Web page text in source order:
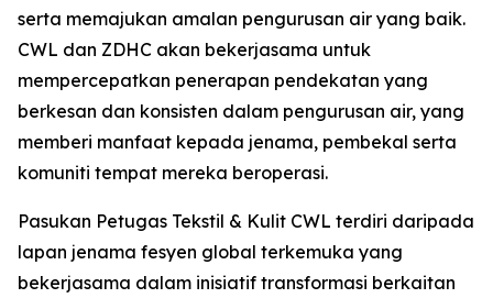
serta memajukan amalan pengurusan air yang baik.
CWL dan ZDHC akan bekerjasama untuk
mempercepatkan penerapan pendekatan yang
berkesan dan konsisten dalam pengurusan air, yang
memberi manfaat kepada jenama, pembekal serta
komuniti tempat mereka beroperasi.
Pasukan Petugas Tekstil & Kulit CWL terdiri daripada
lapan jenama fesyen global terkemuka yang
bekerjasama dalam inisiatif transformasi berkaitan